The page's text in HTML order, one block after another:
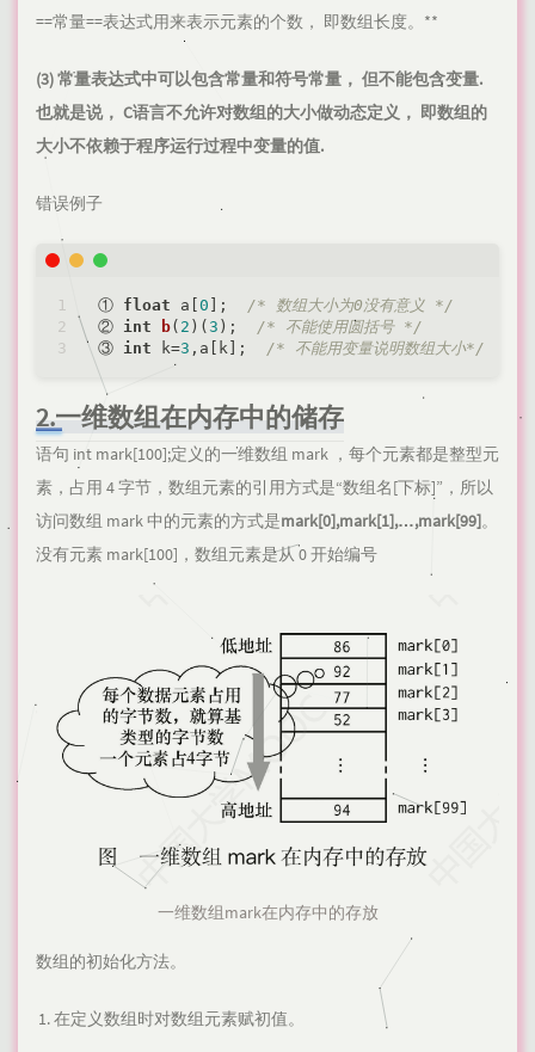
==常量==表达式用来表示元素的个数， 即数组长度。**
(3) 常量表达式中可以包含常量和符号常量， 但不能包含变量.
也就是说， C语言不允许对数组的大小做动态定义， 即数组的
大小不依赖于程序运行过程中变量的值.
错误例子
① float a[0 ];
/* 数组大小为0没有意义 */
② int b( 2 ) (3 ) ;
/* 不能使用圆括号 */
③ int k=3 ,a[k]; /* 不能用变量说明数组大小*/
2.一维数组在内存中的储存
语句 int mark[100];定义的一维数组 mark ，每个元素都是整型元
素，占用 4 字节，数组元素的引用方式是“数组名[下标]”，所以
访问数组 mark 中的元素的方式是mark[0],mark[1],…,mark[99]。
没有元素 mark[100]，数组元素是从 0 开始编号
一维数组mark在内存中的存放
数组的初始化方法。
在定义数组时对数组元素赋初值。